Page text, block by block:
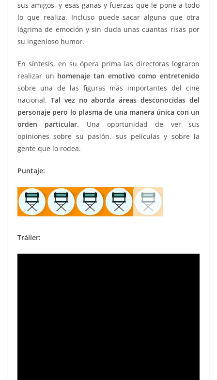
sus amigos, y esas ganas y fuerzas que le pone a todo
lo que realiza. Incluso puede sacar alguna que otra
lágrima de emoción y sin duda unas cuantas risas por
su ingenioso humor.
En síntesis, en su ópera prima las directoras lograron
realizar un homenaje tan emotivo como entretenido
sobre una de las figuras más importantes del cine
nacional. Tal vez no aborda áreas desconocidas del
personaje pero lo plasma de una manera única con un
orden particular. Una oportunidad de ver sus
opiniones sobre su pasión, sus películas y sobre la
gente que lo rodea.
Puntaje:
Tráiler: